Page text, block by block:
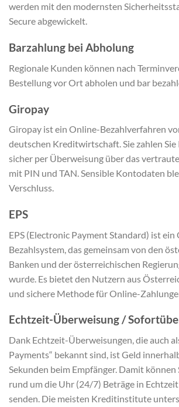
werden mit den modernsten
Secure abgewickelt.
Barzahlung bei Abholung
Regionale Kunden können nach
Bestellung vor Ort abholen und bar
Giropay
Giropay ist ein Online-Bezahlverfahren
deutschen Kreditwirtschaft. Sie zahlen
sicher per Überweisung über das
mit PIN und TAN. Sensible Kontodaten
Verschluss.
EPS
EPS (Electronic Payment Standard) ist ein
Bezahlsystem, das gemeinsam von den
Banken und der österreichischen
wurde. Es bietet den Nutzern aus
und sichere Methode für Online-
Echtzeit-Überweisung /
Dank Echtzeit-Überweisungen, die auch
Payments“ bekannt sind, ist Geld
Sekunden beim Empfänger. Damit können
rund um die Uhr (24/7) Beträge in
senden. Die meisten Kreditinstitute